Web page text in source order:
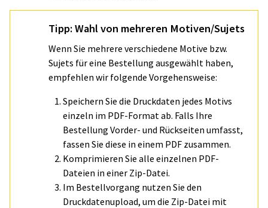
Tipp: Wahl von mehreren Motiven/Sujets
Wenn Sie mehrere verschiedene Motive bzw.
Sujets für eine Bestellung ausgewählt haben,
empfehlen wir folgende Vorgehensweise:
Speichern Sie die Druckdaten jedes Motivs
einzeln im PDF-Format ab. Falls Ihre
Bestellung Vorder- und Rückseiten umfasst,
fassen Sie diese in einem PDF zusammen.
Komprimieren Sie alle einzelnen PDF-
Dateien in einer Zip-Datei.
Im Bestellvorgang nutzen Sie den
Druckdatenupload, um die Zip-Datei mit